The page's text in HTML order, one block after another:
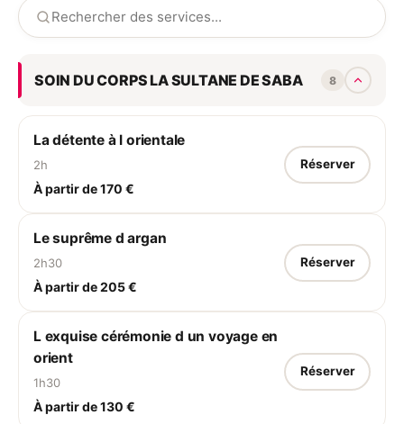
selon le type de peau, sans
oublier. Une protection solaire
SOIN DU CORPS LA SULTANE DE SABA 8
La détente à l orientale
2h
À partir de 170 €
Réserver
Le suprême d argan
2h30
À partir de 205 €
Réserver
L exquise cérémonie d un voyage en
orient
1h30
À partir de 130 €
Réserver